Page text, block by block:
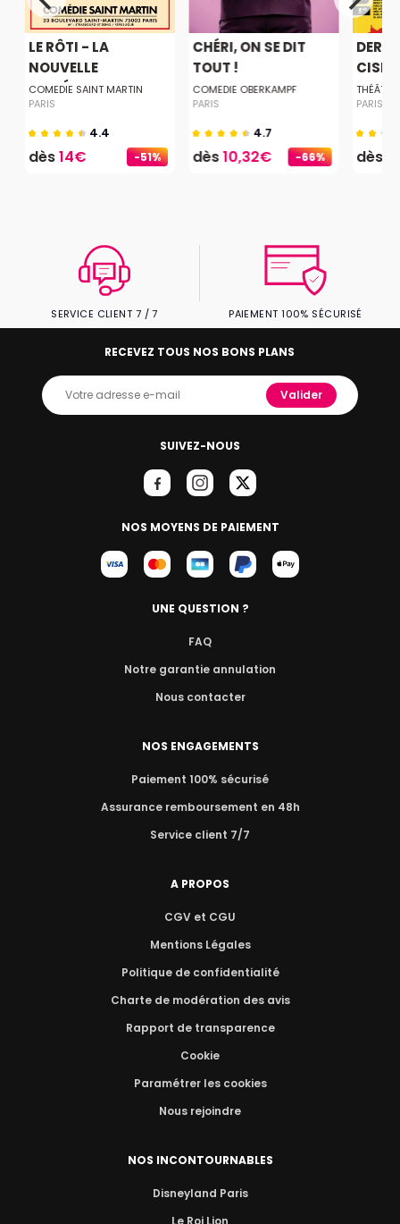
-51%
LE RÔTI - LA
NOUVELLE
COMÉDIE...
COMEDIE SAINT MARTIN
PARIS
4.4
dès14€ -66%
CHÉRI, ON SE DIT
TOUT !
COMEDIE OBERKAMPF
PARIS
4.7
dès10,32€
PARIS
dès
SERVICE CLIENT 7 / 7 PAIEMENT 100% SÉCURISÉ
SUIVEZ-NOUS
NOS MOYENS DE PAIEMENT
RECEVEZ TOUS NOS BONS PLANS
Valider
UNE QUESTION ?
FAQ
Notre garantie annulation
Nous contacter
NOS ENGAGEMENTS
Paiement 100% sécurisé
Assurance remboursement en 48h
Service client 7/7
A PROPOS
CGV et CGU
Mentions Légales
Politique de confidentialité
Charte de modération des avis
Rapport de transparence
Cookie
Paramétrer les cookies
Nous rejoindre
NOS INCONTOURNABLES
Disneyland Paris
Le Roi Lion